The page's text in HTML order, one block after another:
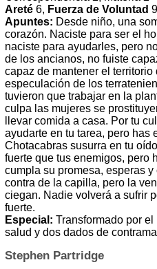
Areté 6, Fuerza de Voluntad
Apuntes: Desde niño, una
corazón. Naciste para ser el
naciste para ayudarles, pero
de los ancianos, no fuiste
capaz de mantener el
especulación de los
tuvieron que trabajar en la
culpa las mujeres se
llevar comida a casa. Por tu
ayudarte en tu tarea, pero has
Chotacabras susurra en tu
fuerte que tus enemigos, pero
cumpla su promesa, esperas
contra de la capilla, pero la
ciegan. Nadie volverá a sufrir
fuerte.
Especial: Transformado por
salud y dos dados de
Stephen Partridge